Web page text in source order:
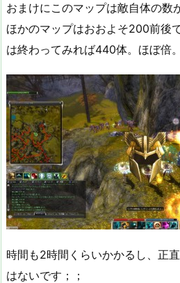
おまけにこのマップは敵自体の数
ほかのマップはおおよそ200前後
は終わってみれば440体。ほぼ倍。
時間も2時間くらいかかるし、正
はないです；；